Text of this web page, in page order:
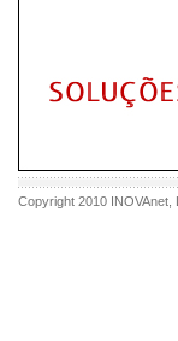
Copyright 2010 INOVAnet